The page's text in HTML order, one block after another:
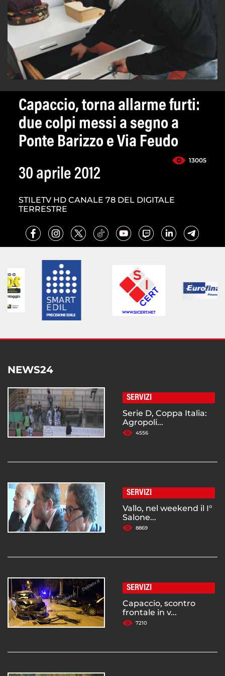
Capaccio, torna allarme furti:
due colpi messi a segno a
Ponte Barizzo e Via Feudo
13005
30 aprile 2012
STILETV HD CANALE 78 DEL DIGITALE
TERRESTRE
NEWS24
SERVIZI
Serie D, Coppa Italia:
Agropoli...
4556
SERVIZI
Vallo, nel weekend il I°
Salone...
8869
SERVIZI
Capaccio, scontro
frontale in v...
7210